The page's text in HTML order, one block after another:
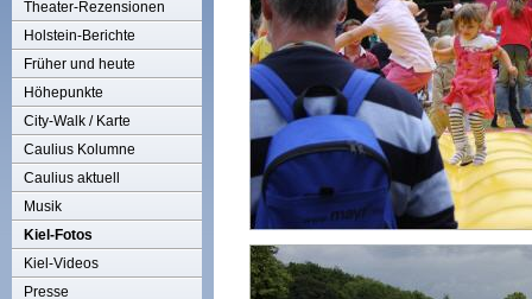
Theater-Rezensionen
Holstein-Berichte
Früher und heute
Höhepunkte
City-Walk / Karte
Caulius Kolumne
Caulius aktuell
Musik
Kiel-Fotos
Kiel-Videos
Presse